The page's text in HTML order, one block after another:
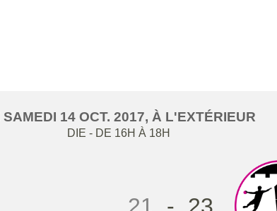
SAMEDI 14 OCT. 2017, À L'EXTÉRIEUR
DIE - DE 16H À 18H
21 - 23